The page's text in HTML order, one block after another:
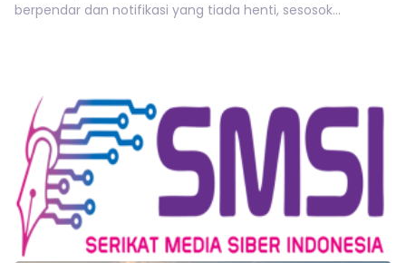
berpendar dan notifikasi yang tiada henti, sesosok...